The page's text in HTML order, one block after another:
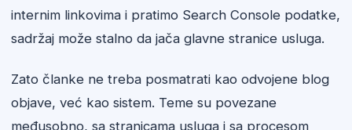
internim linkovima i pratimo Search Console podatke,
sadržaj može stalno da jača glavne stranice usluga.
Zato članke ne treba posmatrati kao odvojene blog
objave, već kao sistem. Teme su povezane
međusobno, sa stranicama usluga i sa procesom